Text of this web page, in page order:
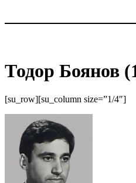
Тодор Боянов
[su_row][su_column size=”1/4″]